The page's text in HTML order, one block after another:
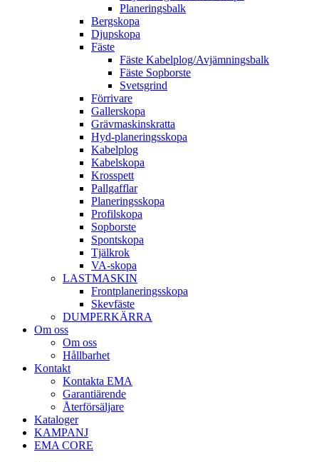
Planerings­balk
Berg­skopa
Djup­skopa
Fäste
Fäste Kabel­­plog/­Avjämnings­­balk
Fäste Sop­borste
Svets­grind
Förrivare
Galler­skopa
Gräv­maskins­kratta
Hyd­-planerings­skopa
Kabel­plog
Kabel­skopa
Kros­spett
Pallgafflar
Planerings­skopa
Profil­skopa
Sop­borste
Spont­skopa
Tjäl­krok
VA­-skopa
LAST­MASKIN
Front­planerings­skopa
Skev­fäste
DUMPER­KÄRRA
Om oss
Om oss
Hållbarhet
Kontakt
Kontakta EMA
Garantiärende
Återförsäljare
Kataloger
KAMPANJ
EMA CORE